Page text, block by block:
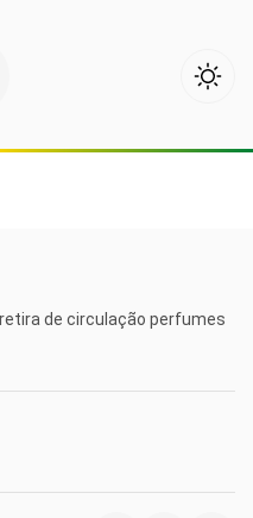
retira de circulação perfumes